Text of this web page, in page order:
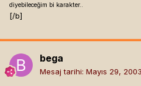
diyebileceğim bi karakter..
[/b]
bega
Mesaj tarihi: Mayıs 29, 2003